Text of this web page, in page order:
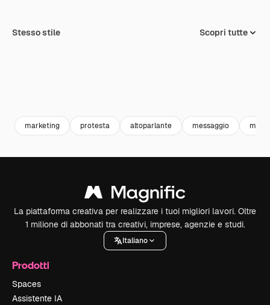
Stesso stile Scopri tutte
marketing protesta altoparlante messaggio
La piattaforma creativa per realizzare i tuoi migliori lavori. Oltre
1 milione di abbonati tra creativi, imprese, agenzie e studi.
Italiano
Prodotti
Spaces
Assistente IA